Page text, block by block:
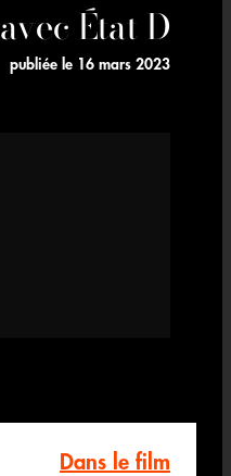
avec État D
publiée le 16 mars 2023
Dans le film